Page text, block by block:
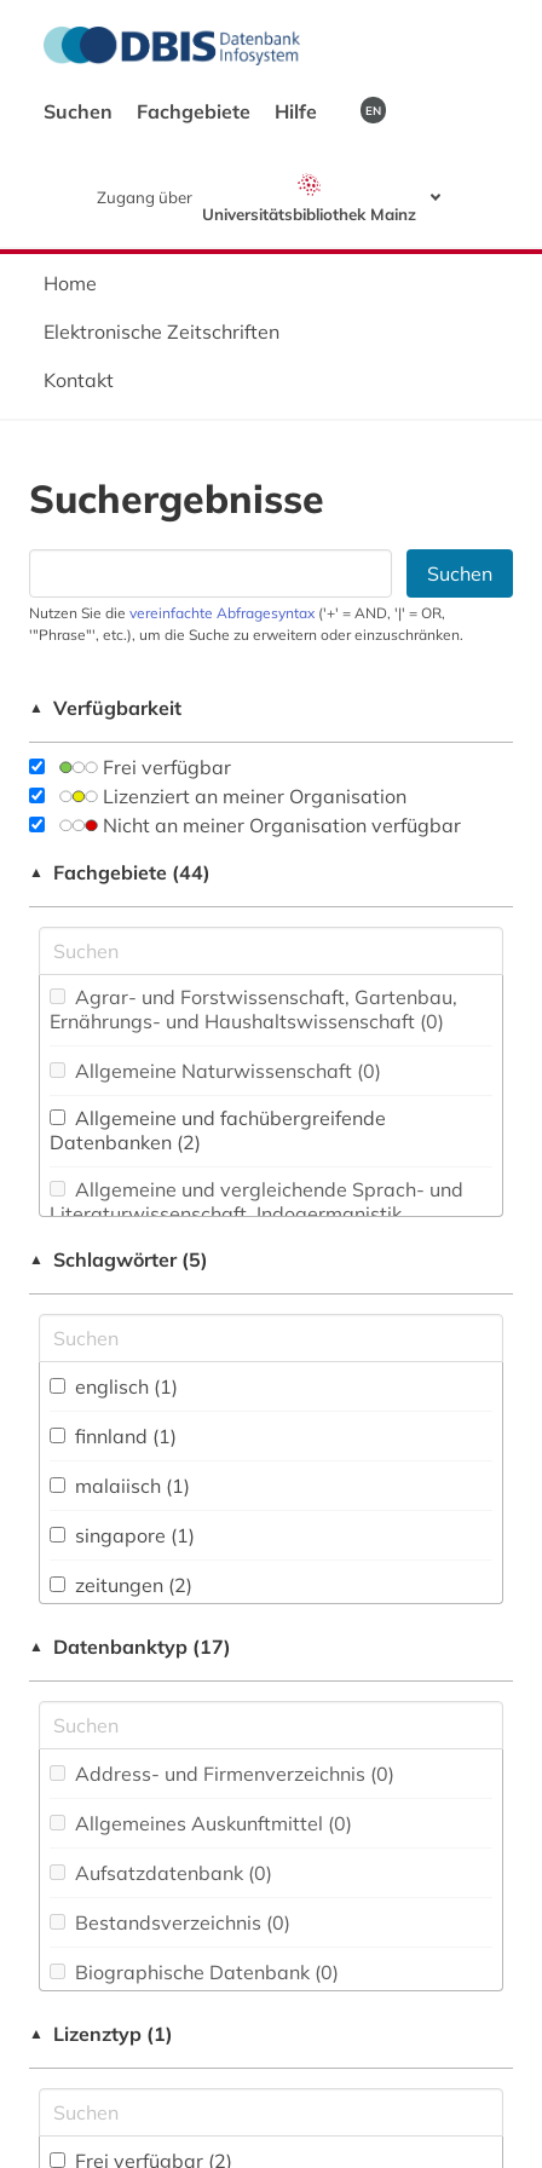
Suchen Fachgebiete Hilfe EN
Zugang über
Universitätsbibliothek Mainz
Home
Elektronische Zeitschriften
Kontakt
Suchergebnisse
Suchen
Nutzen Sie die vereinfachte Abfragesyntax ('+' = AND, '|' = OR,
'"Phrase"', etc.), um die Suche zu erweitern oder einzuschränken.
▲ Verfügbarkeit
Frei verfügbar
Lizenziert an meiner Organisation
Nicht an meiner Organisation verfügbar
▲ Fachgebiete (44)
Ernährungs- und Haushaltswissenschaft (0)
Allgemeine Naturwissenschaft (0)
Datenbanken (2)
Literaturwissenschaft. Indogermanistik.
Anglistik. Amerikanistik (0)
(0)
Energietechnik (0)
Ethnologie (0)
(0)
Geschichte (1)
Gesundheitswissenschaften (0)
Informatik (0)
▲ Schlagwörter (5)
englisch (1)
finnland (1)
malaiisch (1)
singapore (1)
zeitungen (2)
▲ Datenbanktyp (17)
Address- und Firmenverzeichnis (0)
Allgemeines Auskunftmittel (0)
Aufsatzdatenbank (0)
Bestandsverzeichnis (0)
Biographische Datenbank (0)
Disziplinäre Forschungsdatenrepositorien (0)
▲ Lizenztyp (1)
Frei verfügbar (2)